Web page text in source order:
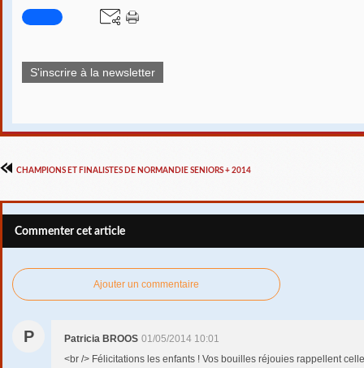
S'inscrire à la newsletter
CHAMPIONS ET FINALISTES DE NORMANDIE SENIORS + 2014
Commenter cet article
Ajouter un commentaire
P Patricia BROOS 01/05/2014 10:01
<br /> Félicitations les enfants ! Vos bouilles réjouies rappellent